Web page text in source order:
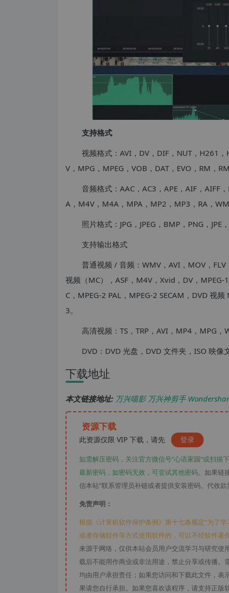
支持格式
视频格式：AVI，DV，DIF，NUT，H261
V，MPG，MPEG，VOB，DAT，EVO，RM，
音频格式：AAC，AC3，APE，AIF，AIFF
A，M4V，M4A，MPA，MP2，MP3，RA，
照片格式：JPG，JPEG，BMP，PNG，JPE
支持输出格式
普通视频 / 音频：WMV，AVI，MOV，
视频（MC），ASF，M4V，Xvid，DV，MPEG-
C，MPEG-2 PAL，MPEG-2 SECAM，DVD 视
3。
高清视频：TS，TRP，AVI，MP4，MPG，
DVD：DVD 光盘，DVD 文件夹，ISO 映像
下载地址
本文链接地址: 万兴喵影 万兴神剪手
资源下载
此资源仅限 VIP 下载，请先 登录
如需解压密码，关注官方微信号“心语家园“或扫描
最新密码，如密码无效，可尝试其他密码。 如果链
信本站”联系管理员补链或者提供安装密码。代收
免责声明：
根据《计算机软件保护条例》第十七条规定“为了
或者存储软件等方式使用软件的，可以不经软件著
来源于网络，仅供本站会员用户交流学习与研究
载后不能用作商业或非法用途，禁止分享或传播。
均由用户承担责任；如果您访问和下载此文件，
果请您自行承担。如果您喜欢该程序，请支持正版